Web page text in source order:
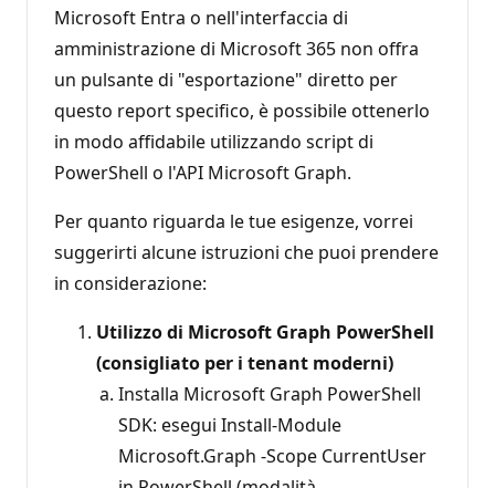
Microsoft Entra o nell'interfaccia di
amministrazione di Microsoft 365 non offra
un pulsante di "esportazione" diretto per
questo report specifico, è possibile ottenerlo
in modo affidabile utilizzando script di
PowerShell o l'API Microsoft Graph.
Per quanto riguarda le tue esigenze, vorrei
suggerirti alcune istruzioni che puoi prendere
in considerazione:
Utilizzo di Microsoft Graph PowerShell
(consigliato per i tenant moderni)
Installa Microsoft Graph PowerShell
SDK: esegui Install-Module
Microsoft.Graph -Scope CurrentUser